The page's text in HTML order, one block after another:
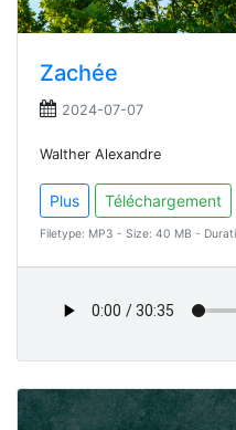
Zachée
2024-07-07
Walther Alexandre
Plus Téléchargement
Filetype: MP3 - Size: 40 MB -